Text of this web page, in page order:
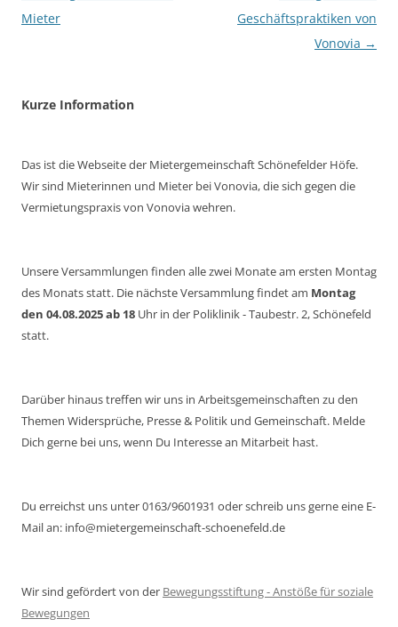
Mieter
Geschäftspraktiken von
Vonovia →
Kurze Information
Das ist die Webseite der Mietergemeinschaft Schönefelder Höfe.
Wir sind Mieterinnen und Mieter bei Vonovia, die sich gegen die
Vermietungspraxis von Vonovia wehren.
Unsere Versammlungen finden alle zwei Monate am ersten Montag
des Monats statt. Die nächste Versammlung findet am Montag
den 04.08.2025 ab 18 Uhr in der Poliklinik - Taubestr. 2, Schönefeld
statt.
Darüber hinaus treffen wir uns in Arbeitsgemeinschaften zu den
Themen Widersprüche, Presse & Politik und Gemeinschaft. Melde
Dich gerne bei uns, wenn Du Interesse an Mitarbeit hast.
Du erreichst uns unter 0163/9601931 oder schreib uns gerne eine E-
Mail an: info@mietergemeinschaft-schoenefeld.de
Wir sind gefördert von der Bewegungsstiftung - Anstöße für soziale
Bewegungen